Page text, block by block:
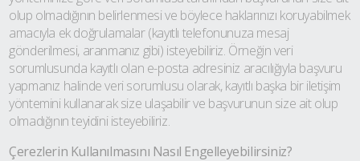
olup olmadığının belirlenmesi ve böylece haklarınızı koruyabilmek
amacıyla ek doğrulamalar (kayıtlı telefonunuza mesaj
gönderilmesi, aranmanız gibi) isteyebiliriz. Örneğin veri
sorumlusunda kayıtlı olan e-posta adresiniz aracılığıyla başvuru
yapmanız halinde veri sorumlusu olarak, kayıtlı başka bir iletişim
yöntemini kullanarak size ulaşabilir ve başvurunun size ait olup
olmadığının teyidini isteyebiliriz.
Çerezlerin Kullanılmasını Nasıl Engelleyebilirsiniz?